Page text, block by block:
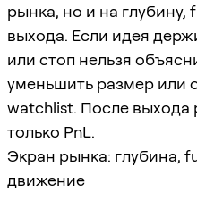
рынка, но и на
выхода. Если идея
или стоп нельзя
уменьшить размер или
watchlist. После выхода
только PnL.
Экран рынка: глубина,
движение